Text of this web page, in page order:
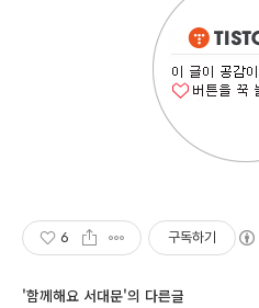
6 구독하기
'함께해요 서대문'의 다른글